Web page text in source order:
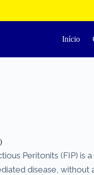
Início
Peritonits (FIP) is
disease, without